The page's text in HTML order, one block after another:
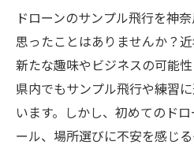
ドローンのサンプル飛行を神
思ったことはありませんか？
新たな趣味やビジネスの可能
県内でもサンプル飛行や練習
います。しかし、初めてのド
ール、場所選びに不安を感じ